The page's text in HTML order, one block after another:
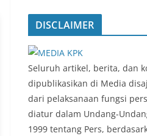
DISCLAIMER
‎Seluruh artikel, berita, dan
dipublikasikan di Media
dari pelaksanaan fungsi
diatur dalam Undang-
1999 tentang Pers,